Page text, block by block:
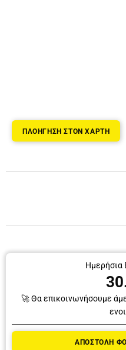
ΠΛΟΗΓΗΣΗ ΣΤΟΝ ΧΑΡΤΗ
Ημερήσια
🚀 Θα επικοινωνήσουμε
Παραλαβή ΑΠΟΣΤΟΛΗ